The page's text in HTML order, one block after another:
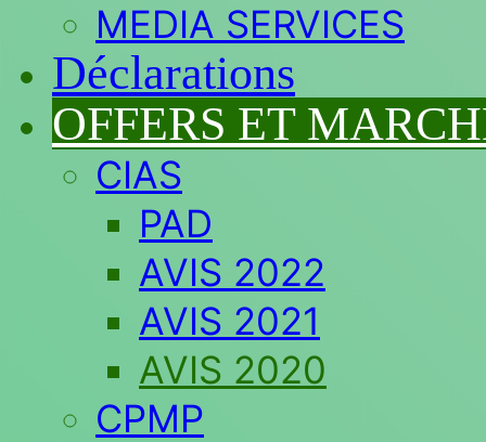
MEDIA SERVICES
Déclarations
OFFERS ET
CIAS
PAD
AVIS 2022
AVIS 2021
AVIS 2020
CPMP